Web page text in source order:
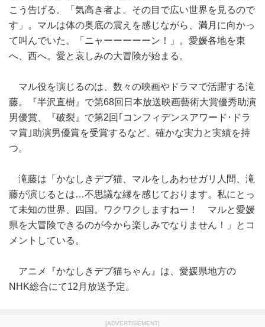
こう告げる。「気高き者よ。その目で広い世界を見るので
す」。マルは体の奥底の震えを感じながら、満月に向かっ
て叫んでいた。「ニャーーーーーン！」。愛媛各地を東
へ、西へ。愛と哀しみの大冒険が始まる。
マル役を演じるのは、数々の映画やドラマで活躍する滝
藤。『半沢直樹』で第68回日本放送映画藝術大賞優秀助演
男優賞、『破裂』で第2回｢コンフィデンスアワード･ドラ
マ賞｣助演男優賞を受賞するなど、確かな実力と実績を持
つ。
滝藤は「かなしきデブ猫、マルをしあわせガリ人間、滝
藤が演じるとは…不思議な縁を感じております。私にとっ
て未知の世界、四国。ワクワクしますねー！ マルと愛媛
県を大冒険できるのが今から楽しみでなりません！」とコ
メントしている。
アニメ『かなしきデブ猫ちゃん』は、愛媛県地方の
NHK総合にて12月放送予定。
[ADVERTISEMENT]